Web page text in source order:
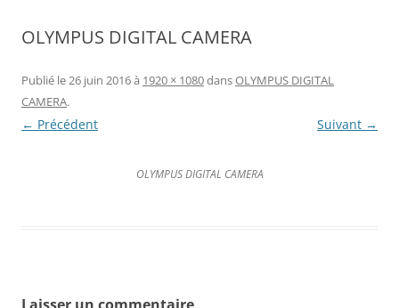
OLYMPUS DIGITAL CAMERA
Publié le26 juin 2016à 1920 × 1080dansOLYMPUS DIGITAL
CAMERA.
← Précédent Suivant →
OLYMPUS DIGITAL CAMERA